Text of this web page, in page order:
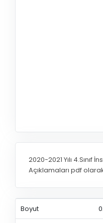
2020-2021 Yılı 4.Sınıf
Açıklamaları pdf
Boyut